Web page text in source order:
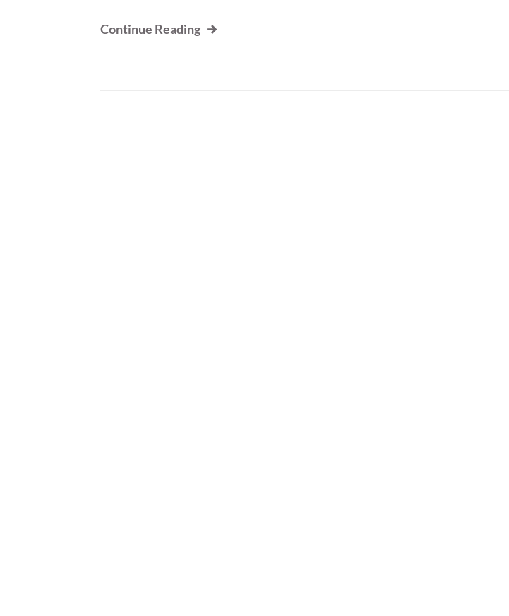
Continue Reading